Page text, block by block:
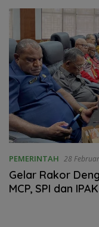
PEMERINTAH 28
Gelar Rakor
MCP, SPI dan